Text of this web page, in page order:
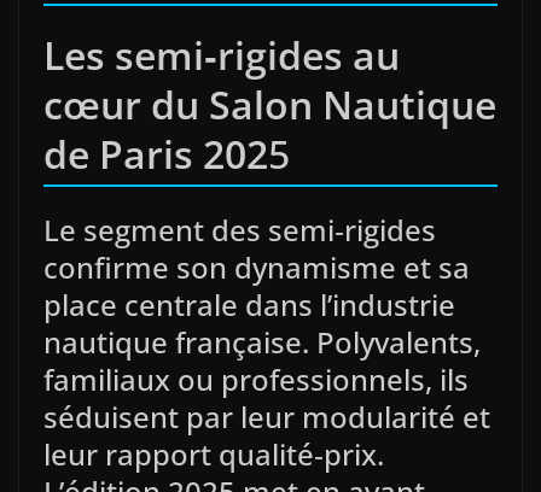
Les semi‑rigides au
cœur du Salon Nautique
de Paris 2025
Le segment des semi‑rigides
confirme son dynamisme et sa
place centrale dans l’industrie
nautique française. Polyvalents,
familiaux ou professionnels, ils
séduisent par leur modularité et
leur rapport qualité‑prix.